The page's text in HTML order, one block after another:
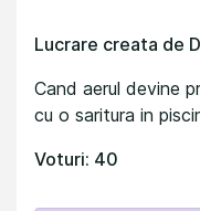
Lucrare creata de
Cand aerul devine
cu o saritura in
Voturi: 40